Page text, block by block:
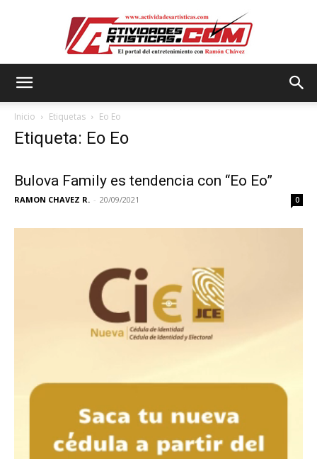
Inicio Etiquetas Eo Eo
Etiqueta: Eo Eo
Bulova Family es tendencia con “Eo Eo”
RAMON CHAVEZ R. - 20/09/2021 0